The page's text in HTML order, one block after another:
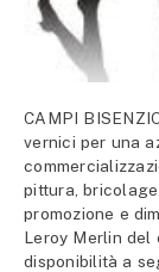
CAMPI
vernici per una
pittura,
promozione e
Leroy Merlin del
disponibilità a